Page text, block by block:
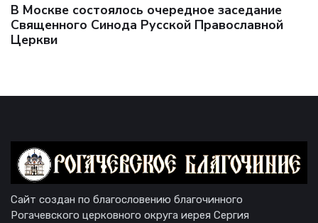
В Москве состоялось очередное заседание
Священного Синода Русской Православной
Церкви
Сайт создан по благословению благочинного
Рогачевского церковного округа иерея Сергия